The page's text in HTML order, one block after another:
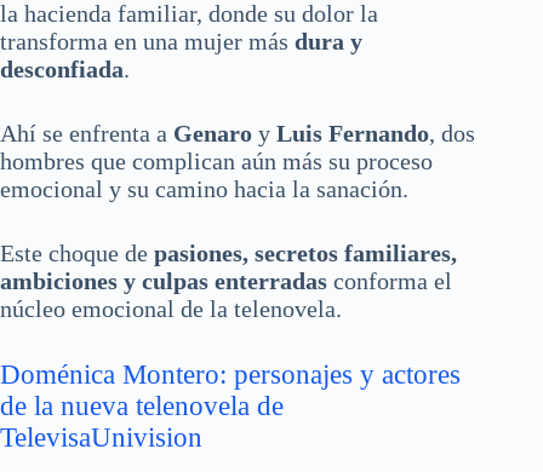
la hacienda familiar, donde su dolor la
transforma en una mujer más dura y
desconfiada.
Ahí se enfrenta a Genaro y Luis Fernando, dos
hombres que complican aún más su proceso
emocional y su camino hacia la sanación.
Este choque de pasiones, secretos familiares,
ambiciones y culpas enterradas conforma el
núcleo emocional de la telenovela.
Doménica Montero: personajes y actores
de la nueva telenovela de
TelevisaUnivision